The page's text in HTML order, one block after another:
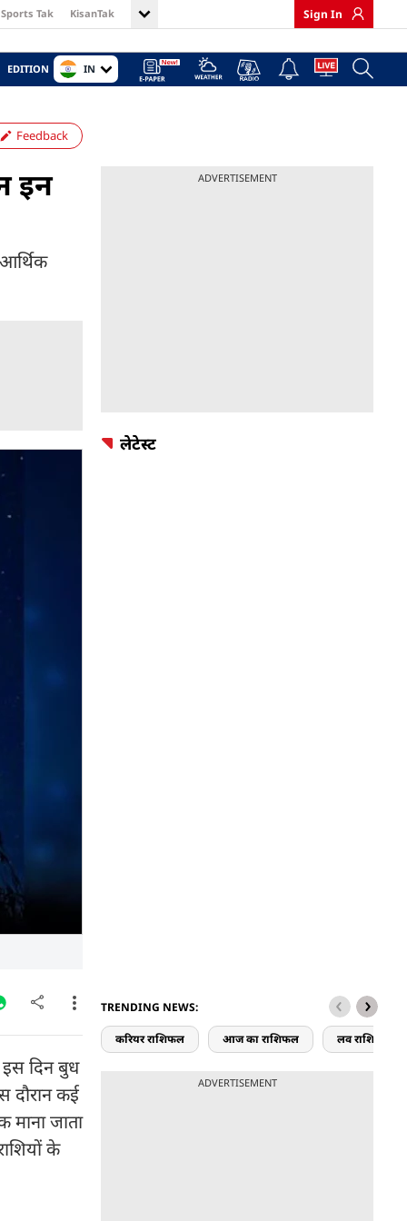
Sports Tak KisanTak Sign In
EDITION IN
Feedback
इन
इस दिन बुध
दौरान कई
जाता
के
ADVERTISEMENT
लेटेस्ट
TRENDING NEWS:
करियर राशिफल आज का राशिफल लव राशिफल
ADVERTISEMENT